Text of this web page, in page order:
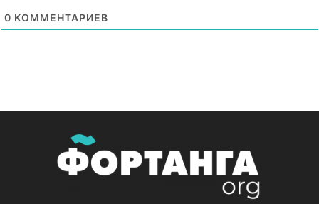
0 КОММЕНТАРИЕВ